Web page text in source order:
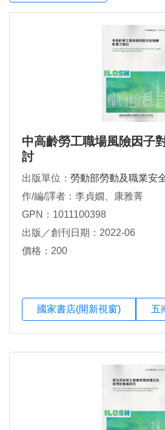
中高齡勞工職場風險因子
討
出版單位： 勞動部勞動及職業安
作/編/譯者：李貞嫺、康雅菁
GPN：1011100398
出版／創刊日期：2022-06
價格：200
國家書店(開新視窗) 五